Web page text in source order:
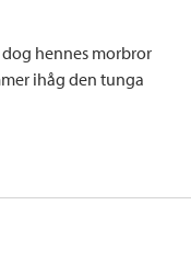
hennes morbror
ihåg den tunga